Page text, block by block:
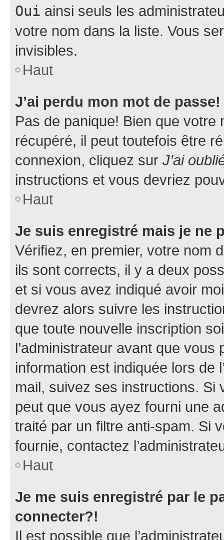
Oui ainsi seuls les
votre nom dans la liste. Vous
invisibles.
Haut
J’ai perdu mon mot de passe!
Pas de panique! Bien que
récupéré, il peut toutefois être
connexion, cliquez sur J’ai
instructions et vous devriez
Haut
Je suis enregistré mais je ne
Vérifiez, en premier, votre nom
ils sont corrects, il y a deux
et si vous avez indiqué avoir
devrez alors suivre les
que toute nouvelle inscription
l’administrateur avant que
information est indiquée lors de
mail, suivez ses instructions. Si
peut que vous ayez fourni une
traité par un filtre anti-spam. Si
fournie, contactez
Haut
Je me suis enregistré par le
connecter?!
Il est possible que